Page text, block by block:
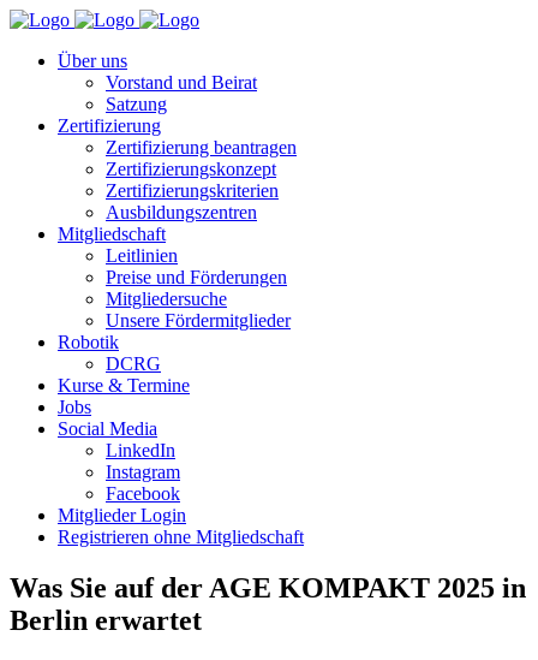
Über uns
Vorstand und Beirat
Satzung
Zertifizierung
Zertifizierung beantragen
Zertifizierungskonzept
Zertifizierungskriterien
Ausbildungszentren
Mitgliedschaft
Leitlinien
Preise und Förderungen
Mitgliedersuche
Unsere Fördermitglieder
Robotik
DCRG
Kurse & Termine
Jobs
Social Media
LinkedIn
Instagram
Facebook
Mitglieder Login
Registrieren ohne Mitgliedschaft
Was Sie auf der AGE KOMPAKT 2025 in
Berlin erwartet